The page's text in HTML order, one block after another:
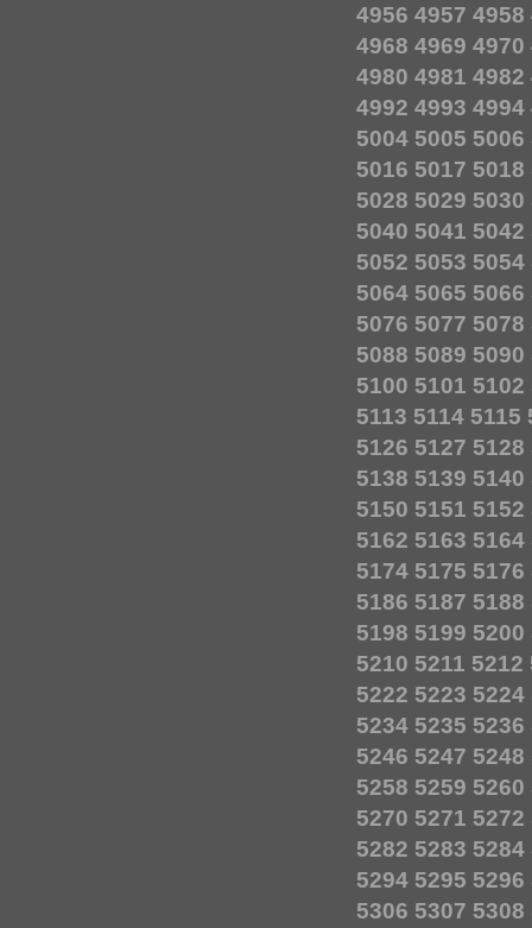
4956 4957 4958
4968 4969 4970
4980 4981 4982
4992 4993 4994
5004 5005 5006
5016 5017 5018
5028 5029 5030
5040 5041 5042
5052 5053 5054
5064 5065 5066
5076 5077 5078
5088 5089 5090
5100 5101 5102
5113 5114 5115
5126 5127 5128
5138 5139 5140
5150 5151 5152
5162 5163 5164
5174 5175 5176
5186 5187 5188
5198 5199 5200
5210 5211 5212
5222 5223 5224
5234 5235 5236
5246 5247 5248
5258 5259 5260
5270 5271 5272
5282 5283 5284
5294 5295 5296
5306 5307 5308